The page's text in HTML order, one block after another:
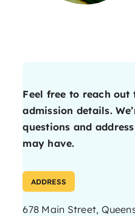
Feel free to reach out
admission details.
questions and
may have.
ADDRESS
678 Main Street,